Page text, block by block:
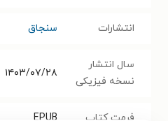
انتشارات سنجاق
سال انتشار
نسخه فیزیکی
۱۴۰۳/۰۷/۲۸
فرمت کتاب EPUB